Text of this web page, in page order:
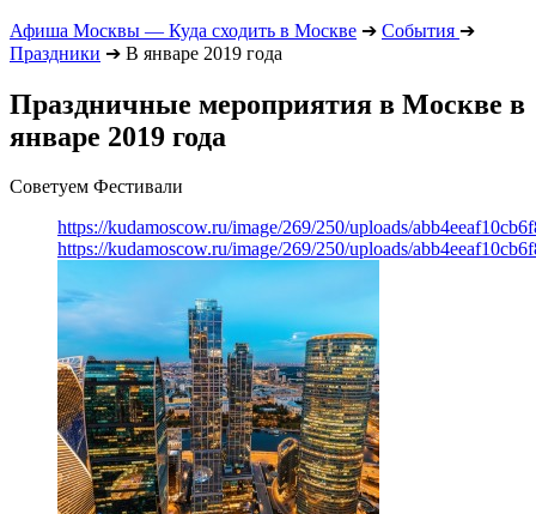
Афиша Москвы — Куда сходить в Москве ➔ События ➔
Праздники ➔ В январе 2019 года
Праздничные мероприятия в Москве в
январе 2019 года
Советуем Фестивали
https://kudamoscow.ru/image/269/250/uploads/
https://kudamoscow.ru/image/269/250/uploads/